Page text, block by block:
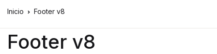
Inicio Footer v8
Footer v8